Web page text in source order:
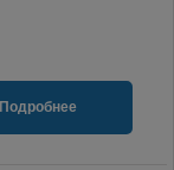
Подробнее